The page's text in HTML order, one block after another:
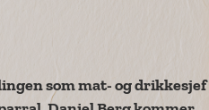
som mat- og drikkesjef